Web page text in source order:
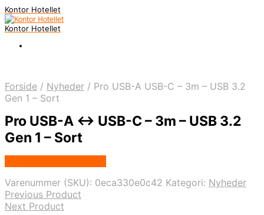
Kontor Hotellet
Kontor Hotellet
Forside / Nyheder / Pro USB-A USB-C – 3m – USB 3.2
Gen 1 – Sort
Pro USB-A <-> USB-C – 3m – USB 3.2
Gen 1 – Sort
Varenummer (SKU): 0eca330e0c42 Kategori: Nyheder
Previous Product
Next Product